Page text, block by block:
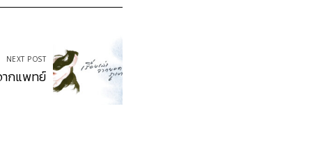
NEXT POST
ากแพทย์